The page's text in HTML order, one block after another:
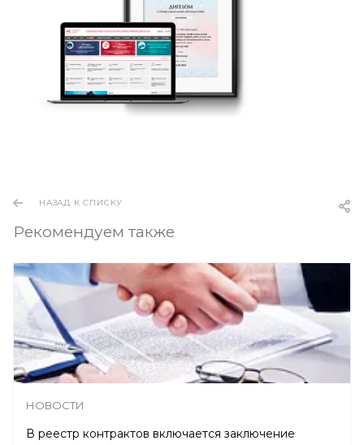
НАЗАД К СПИСКУ
Рекомендуем также
НОВОСТИ
В реестр контрактов включается заключение